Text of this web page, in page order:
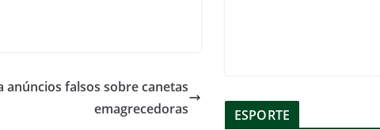
anúncios falsos sobre canetas
emagrecedoras
ESPORTE